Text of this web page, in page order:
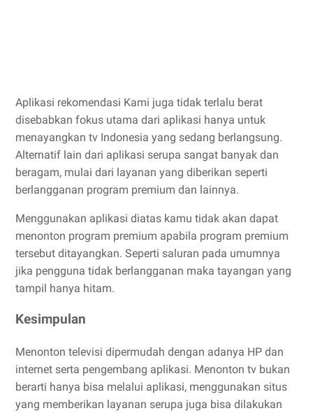
Aplikasi rekomendasi Kami juga tidak terlalu berat
disebabkan fokus utama dari aplikasi hanya untuk
menayangkan tv Indonesia yang sedang berlangsung.
Alternatif lain dari aplikasi serupa sangat banyak dan
beragam, mulai dari layanan yang diberikan seperti
berlangganan program premium dan lainnya.
Menggunakan aplikasi diatas kamu tidak akan dapat
menonton program premium apabila program premium
tersebut ditayangkan. Seperti saluran pada umumnya
jika pengguna tidak berlangganan maka tayangan yang
tampil hanya hitam.
Kesimpulan
Menonton televisi dipermudah dengan adanya HP dan
internet serta pengembang aplikasi. Menonton tv bukan
berarti hanya bisa melalui aplikasi, menggunakan situs
yang memberikan layanan serupa juga bisa dilakukan